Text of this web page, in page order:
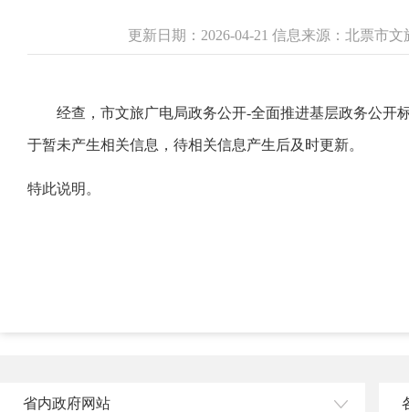
更新日期：2026-04-21 信息来源：北票市
经查，市文旅广电局政务公开-全面推进基层政务公开
于暂未产生相关信息，待相关信息产生后及时更新。
特此说明。
省内政府网站